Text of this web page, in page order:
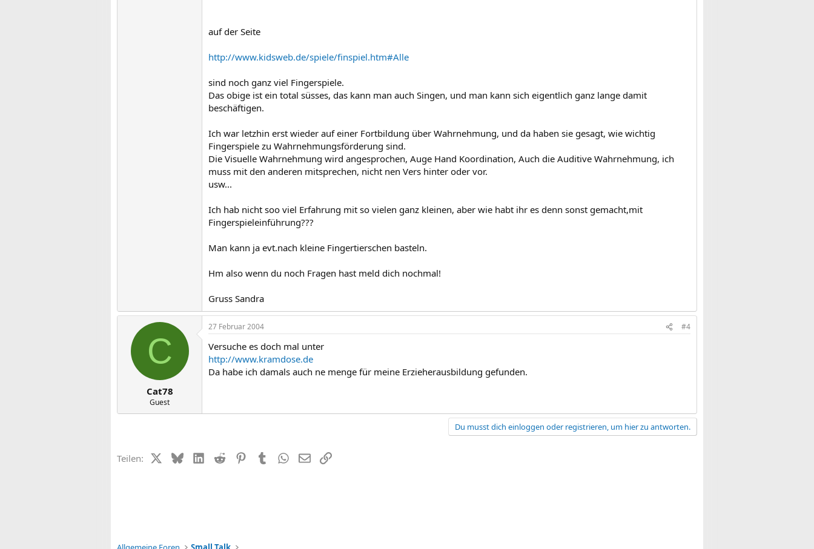
auf der Seite
http://www.kidsweb.de/spiele/finspiel.htm#Alle
sind noch ganz viel Fingerspiele.
Das obige ist ein total süsses, das kann man auch Singen, und man kann sich eigentlich ganz lange damit
beschäftigen.
Ich war letzhin erst wieder auf einer Fortbildung über Wahrnehmung, und da haben sie gesagt, wie wichtig
Fingerspiele zu Wahrnehmungsförderung sind.
Die Visuelle Wahrnehmung wird angesprochen, Auge Hand Koordination, Auch die Auditive Wahrnehmung, ich
muss mit den anderen mitsprechen, nicht nen Vers hinter oder vor.
usw...
Ich hab nicht soo viel Erfahrung mit so vielen ganz kleinen, aber wie habt ihr es denn sonst gemacht,mit
Fingerspieleinführung???
Man kann ja evt.nach kleine Fingertierschen basteln.
Hm also wenn du noch Fragen hast meld dich nochmal!
Gruss Sandra
C
Cat78
Guest
27 Februar 2004 #4
Versuche es doch mal unter
http://www.kramdose.de
Da habe ich damals auch ne menge für meine Erzieherausbildung gefunden.
Du musst dich einloggen oder registrieren, um hier zu antworten.
Teilen: X (Twitter)
BlueskyLinkedIn
Reddit PinterestTumblrWhatsApp
E-MailLink